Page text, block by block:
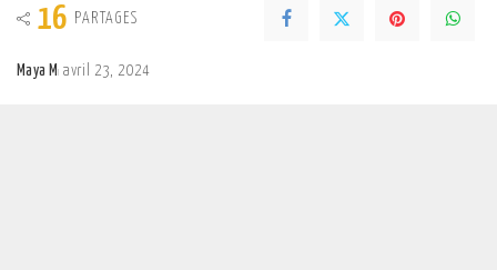
16 PARTAGES
Posted
Maya M avril 23, 2024